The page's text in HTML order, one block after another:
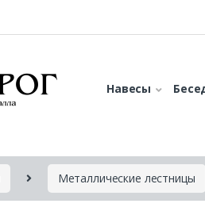
Навесы
Металлические лестницы